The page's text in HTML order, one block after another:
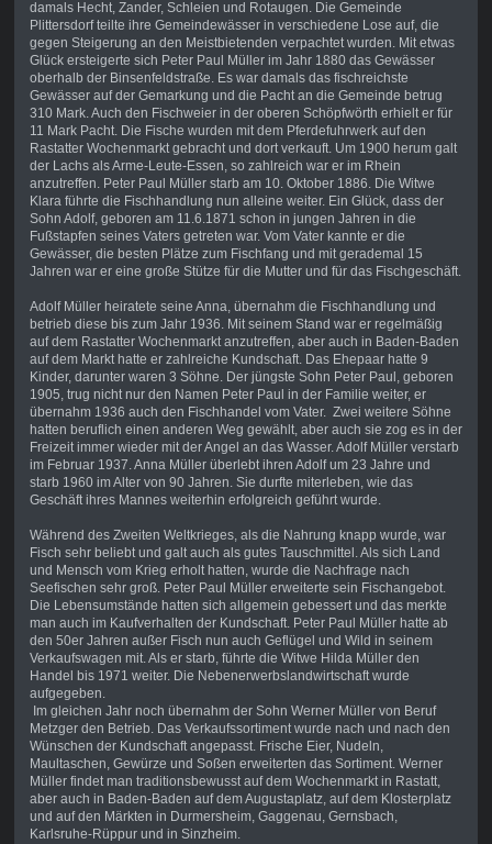
damals Hecht, Zander, Schleien und Rotaugen. Die Gemeinde
Plittersdorf teilte ihre Gemeindewässer in verschiedene Lose auf, die
gegen Steigerung an den Meistbietenden verpachtet wurden. Mit etwas
Glück ersteigerte sich Peter Paul Müller im Jahr 1880 das Gewässer
oberhalb der Binsenfeldstraße. Es war damals das fischreichste
Gewässer auf der Gemarkung und die Pacht an die Gemeinde betrug
310 Mark. Auch den Fischweier in der oberen Schöpfwörth erhielt er für
11 Mark Pacht. Die Fische wurden mit dem Pferdefuhrwerk auf den
Rastatter Wochenmarkt gebracht und dort verkauft. Um 1900 herum galt
der Lachs als Arme-Leute-Essen, so zahlreich war er im Rhein
anzutreffen. Peter Paul Müller starb am 10. Oktober 1886. Die Witwe
Klara führte die Fischhandlung nun alleine weiter. Ein Glück, dass der
Sohn Adolf, geboren am 11.6.1871 schon in jungen Jahren in die
Fußstapfen seines Vaters getreten war. Vom Vater kannte er die
Gewässer, die besten Plätze zum Fischfang und mit gerademal 15
Jahren war er eine große Stütze für die Mutter und für das Fischgeschäft.
Adolf Müller heiratete seine Anna, übernahm die Fischhandlung und
betrieb diese bis zum Jahr 1936. Mit seinem Stand war er regelmäßig
auf dem Rastatter Wochenmarkt anzutreffen, aber auch in Baden-Baden
auf dem Markt hatte er zahlreiche Kundschaft. Das Ehepaar hatte 9
Kinder, darunter waren 3 Söhne. Der jüngste Sohn Peter Paul, geboren
1905, trug nicht nur den Namen Peter Paul in der Familie weiter, er
übernahm 1936 auch den Fischhandel vom Vater. Zwei weitere Söhne
hatten beruflich einen anderen Weg gewählt, aber auch sie zog es in der
Freizeit immer wieder mit der Angel an das Wasser. Adolf Müller verstarb
im Februar 1937. Anna Müller überlebt ihren Adolf um 23 Jahre und
starb 1960 im Alter von 90 Jahren. Sie durfte miterleben, wie das
Geschäft ihres Mannes weiterhin erfolgreich geführt wurde.
Während des Zweiten Weltkrieges, als die Nahrung knapp wurde, war
Fisch sehr beliebt und galt auch als gutes Tauschmittel. Als sich Land
und Mensch vom Krieg erholt hatten, wurde die Nachfrage nach
Seefischen sehr groß. Peter Paul Müller erweiterte sein Fischangebot.
Die Lebensumstände hatten sich allgemein gebessert und das merkte
man auch im Kaufverhalten der Kundschaft. Peter Paul Müller hatte ab
den 50er Jahren außer Fisch nun auch Geflügel und Wild in seinem
Verkaufswagen mit. Als er starb, führte die Witwe Hilda Müller den
Handel bis 1971 weiter. Die Nebenerwerbslandwirtschaft wurde
aufgegeben.
Im gleichen Jahr noch übernahm der Sohn Werner Müller von Beruf
Metzger den Betrieb. Das Verkaufssortiment wurde nach und nach den
Wünschen der Kundschaft angepasst. Frische Eier, Nudeln,
Maultaschen, Gewürze und Soßen erweiterten das Sortiment. Werner
Müller findet man traditionsbewusst auf dem Wochenmarkt in Rastatt,
aber auch in Baden-Baden auf dem Augustaplatz, auf dem Klosterplatz
und auf den Märkten in Durmersheim, Gaggenau, Gernsbach,
Karlsruhe-Rüppur und in Sinzheim.